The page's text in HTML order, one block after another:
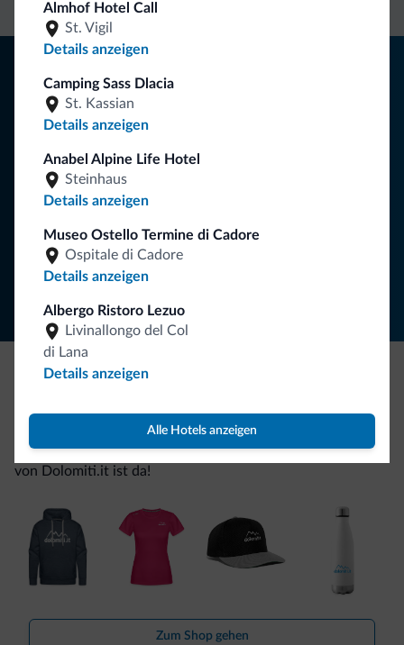
Almhof Hotel Call
St. Vigil
Details anzeigen
Camping Sass Dlacia
St. Kassian
Details anzeigen
Anabel Alpine Life Hotel
Steinhaus
Details anzeigen
Museo Ostello Termine di Cadore
Ospitale di Cadore
Details anzeigen
Albergo Ristoro Lezuo
Livinallongo del Col
di Lana
Details anzeigen
Alle Hotels anzeigen
Folgen Sie Dolomiti.it auf
Tipps aus den Dolomiten
Sie erhalten Informationen, exklusive Angebote und
Neuigkeiten für Ihren Urlaub in den Dolomiten.
NEWSLETTER ABONNIEREN
Kollektion
So viele von Ihnen haben uns gefragt. Die neue Kollektion
von Dolomiti.it ist da!
Zum Shop gehen